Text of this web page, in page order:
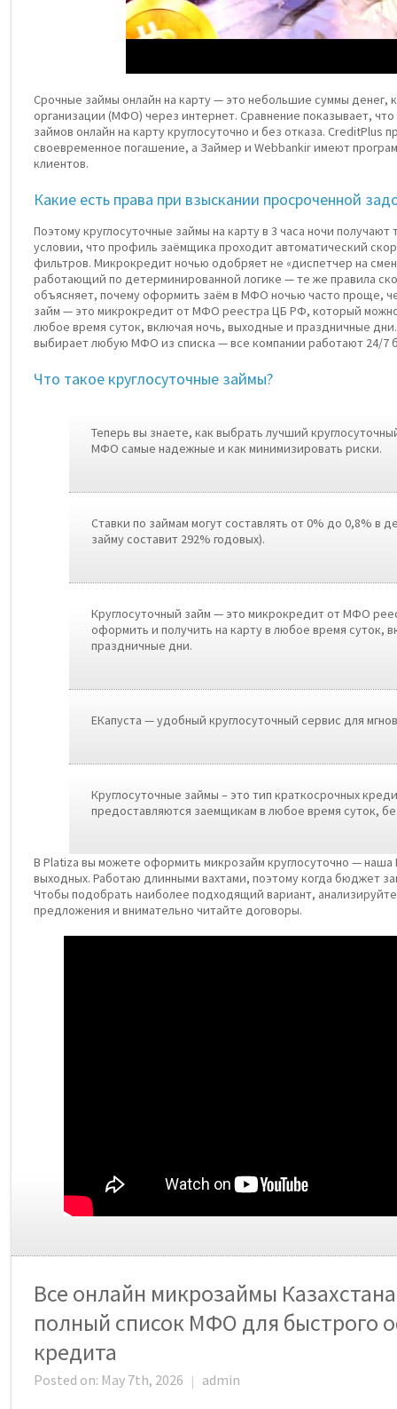
Срочные займы онлайн на карту — это небольшие суммы
организации (МФО) через интернет. Сравнение показывает,
займов онлайн на карту круглосуточно и без отказа. CreditPlus
своевременное погашение, а Займер и Webbankir имеют
клиентов.
Какие есть права при взыскании просроченной
Поэтому круглосуточные займы на карту в 3 часа ночи получают
условии, что профиль заёмщика проходит автоматический
фильтров. Микрокредит ночью одобряет не «диспетчер на
работающий по детерминированной логике — те же правила
объясняет, почему оформить заём в МФО ночью часто проще,
займ — это микрокредит от МФО реестра ЦБ РФ, который
любое время суток, включая ночь, выходные и праздничные
выбирает любую МФО из списка — все компании работают 24/7
Что такое круглосуточные займы?
Теперь вы знаете, как выбрать лучший
МФО самые надежные и как минимизировать риски.
Ставки по займам могут составлять от 0% до 0,8% в
займу составит 292% годовых).
Круглосуточный займ — это микрокредит от МФО
оформить и получить на карту в любое время суток,
праздничные дни.
ЕКапуста — удобный круглосуточный сервис для
Круглосуточные займы – это тип краткосрочных
предоставляются заемщикам в любое время суток,
В Platiza вы можете оформить микрозайм круглосуточно —
выходных. Работаю длинными вахтами, поэтому когда бюджет
Чтобы подобрать наиболее подходящий вариант,
предложения и внимательно читайте договоры.
Все онлайн микрозаймы
полный список МФО для быстрого
кредита
Posted on: May 7th, 2026 | admin